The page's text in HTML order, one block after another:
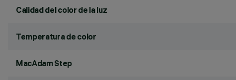
Calidad del color de la luz
Temperatura de color
MacAdam Step